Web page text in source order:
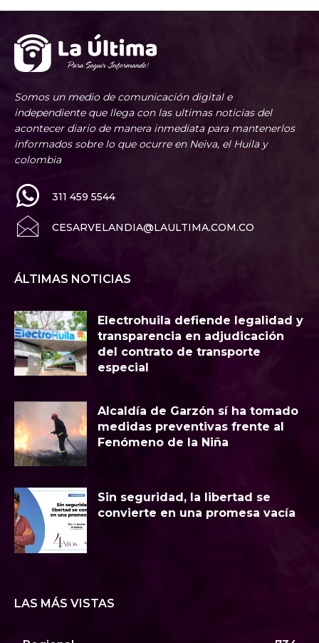
Somos un medio de comunicación digital e
independiente que llega con las ultimas noticias del
acontecer diario de manera inmediata para mantenerlos
informados sobre lo que ocurre en Neiva, el Huila y
colombia
311 459 5544
CESARVELANDIA@LAULTIMA.COM.CO
ÁLTIMAS NOTICIAS
Electrohuila defiende legalidad y
transparencia en adjudicación
del contrato de transporte
especial
Alcaldía de Garzón sí ha tomado
medidas preventivas frente al
Fenómeno de la Niña
Sin seguridad, la libertad se
convierte en una promesa vacía
LAS MÁS VISTAS